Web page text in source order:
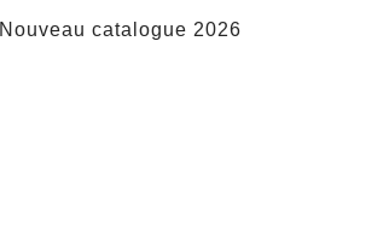
Nouveau catalogue 2026